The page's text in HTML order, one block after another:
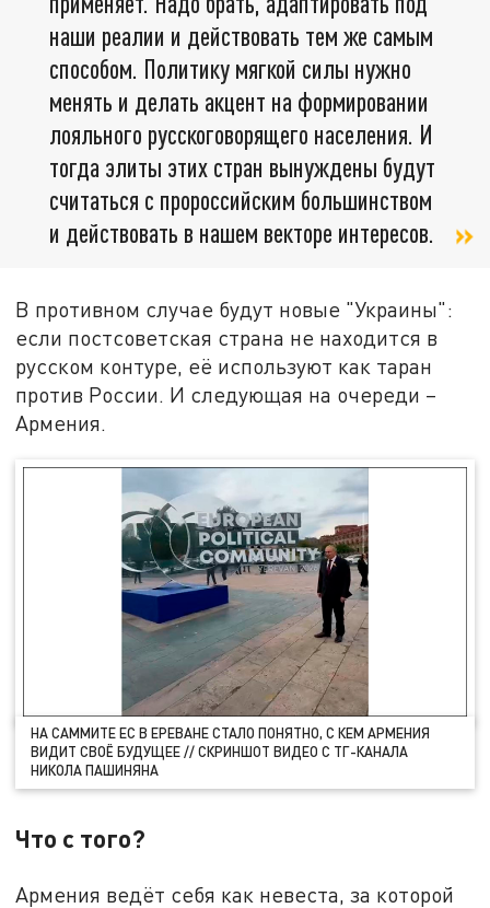
наши реалии и действовать тем же самым
способом. Политику мягкой силы нужно
менять и делать акцент на формировании
лояльного русскоговорящего населения. И
тогда элиты этих стран вынуждены будут
считаться с пророссийским большинством
и действовать в нашем векторе интересов.
В противном случае будут новые "Украины":
если постсоветская страна не находится в
русском контуре, её используют как таран
против России. И следующая на очереди –
Армения.
НА САММИТЕ ЕС В ЕРЕВАНЕ СТАЛО ПОНЯТНО, С КЕМ АРМЕНИЯ
ВИДИТ СВОЁ БУДУЩЕЕ // СКРИНШОТ ВИДЕО С ТГ-КАНАЛА
НИКОЛА ПАШИНЯНА
Что с того?
Армения ведёт себя как невеста, за которой